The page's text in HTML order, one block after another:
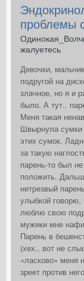
проблемы
жалуетесь
Девочки,
подругой на
злачное, но я и
было. А тут..
Меня такая
Швырнула сумки
этих сумок.
за такую
парень-то был
положить.
нетрезвый
улыбкой говорю,
люблю свою
мужики мне
Парень в
(хех.. вот не
«ласково» меня
зреет против